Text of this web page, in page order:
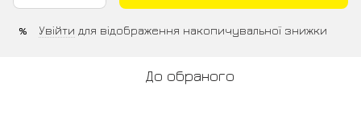
% Увійти для відображення накопичувальної знижки
До обраного